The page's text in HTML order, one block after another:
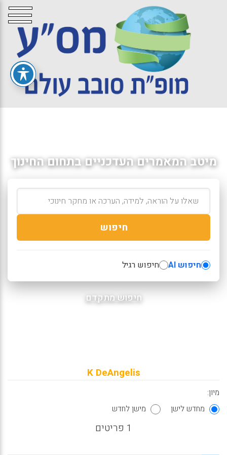
מיטב המאמרים העדכניים בתחום החינוך
חיפוש
חיפוש AI חיפוש רגיל
חיפוש מתקדם
K DeAngelis
מיון:
מחדש לישן
מישן לחדש
1 פריטים